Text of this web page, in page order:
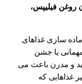
روغن فیلیپس،
سازی غذاهای
یا جشن
و مدرن باعث می
غذاهایی که